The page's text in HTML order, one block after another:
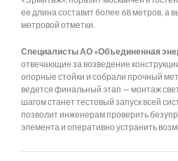
ее длина составит более 68 метров, а
метровой отметки.
Специалисты АО «Объединенная
отвечающие за возведение
опорные стойки и собрали прочный
ведется финальный этап — монтаж
шагом станет тестовый запуск всей
позволит инженерам проверить
элемента и оперативно устранить